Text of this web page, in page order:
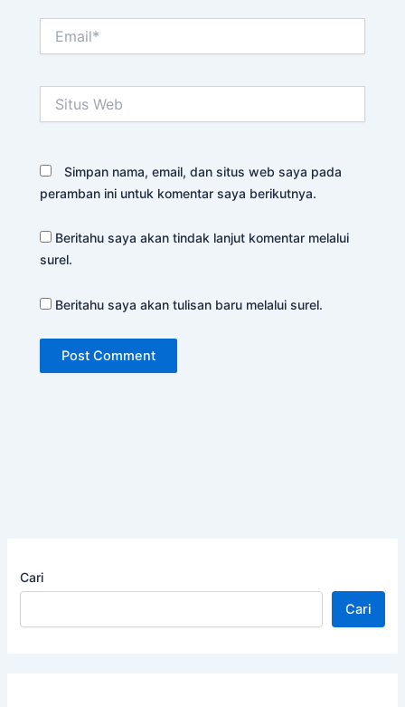
Web
Simpan nama, email, dan situs web saya pada
peramban ini untuk komentar saya berikutnya.
Beritahu saya akan tindak lanjut komentar melalui
surel.
Beritahu saya akan tulisan baru melalui surel.
Cari
Cari